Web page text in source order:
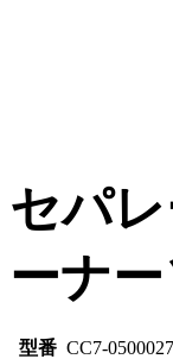
セパ
ーナ
型番 CC7-